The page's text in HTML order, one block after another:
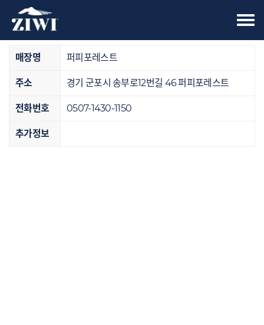
오프라인 매장
매장명 퍼피포레스트
주소 경기 군포시 송부로12번길 46 퍼피포레스트
전화번호 0507-1430-1150
추가정보